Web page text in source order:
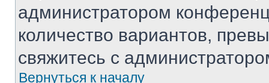
администратором
количество вариантов,
свяжитесь с
Вернуться к началу